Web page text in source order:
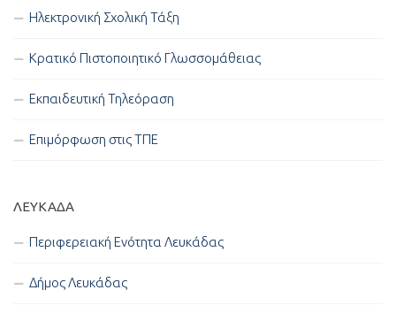
Ηλεκτρονική Σχολική Τάξη
Κρατικό Πιστοποιητικό Γλωσσομάθειας
Εκπαιδευτική Τηλεόραση
Επιμόρφωση στις ΤΠΕ
ΛΕΥΚΑΔΑ
Περιφερειακή Ενότητα Λευκάδας
Δήμος Λευκάδας